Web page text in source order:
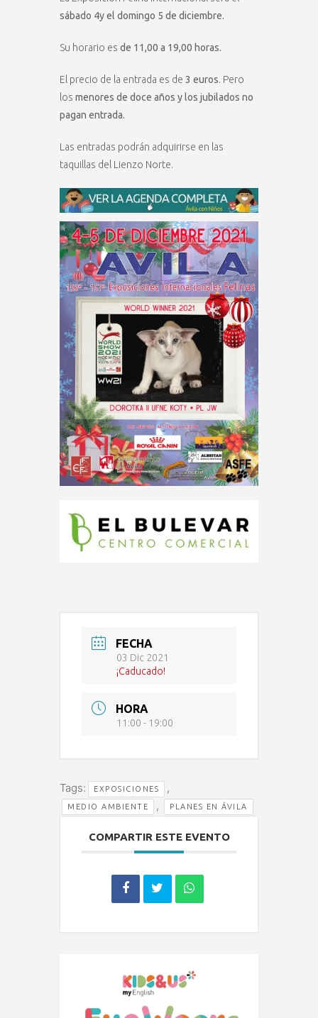
sábado 4y el domingo 5 de diciembre.
Su horario es de 11,00 a 19,00 horas.
El precio de la entrada es de 3 euros. Pero
los menores de doce años y los jubilados no
pagan entrada.
Las entradas podrán adquirirse en las
taquillas del Lienzo Norte.
FECHA
03 Dic 2021
¡Caducado!
HORA
11:00 - 19:00
Tags: EXPOSICIONES ,
MEDIO AMBIENTE , PLANES EN ÁVILA
COMPARTIR ESTE EVENTO